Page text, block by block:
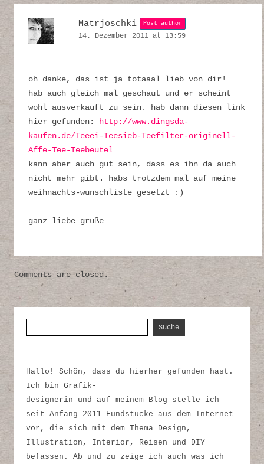
Matrjoschki Post author
14. Dezember 2011 at 13:59
oh danke, das ist ja totaaal lieb von dir!
hab auch gleich mal geschaut und er scheint
wohl ausverkauft zu sein. hab dann diesen link
hier gefunden:
http://www.dingsda-
kaufen.de/Teeei-Teesieb-Teefilter-originell-
Affe-Tee-Teebeutel
kann aber auch gut sein, dass es ihn da auch
nicht mehr gibt. habs trotzdem mal auf meine
weihnachts-wunschliste gesetzt :)
ganz liebe grüße
Comments are closed.
Hallo! Schön, dass du hierher gefunden hast.
Ich bin Grafik-
designerin und auf meinem Blog stelle ich
seit Anfang 2011 Fundstücke aus dem Internet
vor, die sich mit dem Thema Design,
Illustration, Interior, Reisen und DIY
befassen. Ab und zu zeige ich auch was ich